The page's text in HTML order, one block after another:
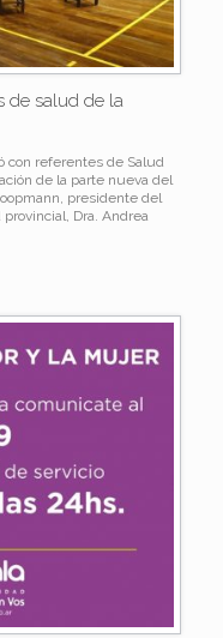
de salud de la
con referentes de Salud
de la parte nueva del
presidente del
Dra. Andrea